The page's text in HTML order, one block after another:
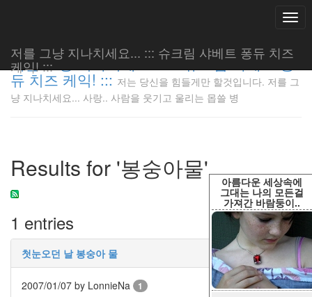
아름다운 세상속에
그대는 나의 모든걸
가져간 바람둥이..
저를 그냥 지나치세요... ::: 슈크림 샤베트 퐁듀 치즈
케익! :::
저를 그냥 지나치세요... ::: 슈크림 샤베트 퐁
듀 치즈 케익! ::: 저는 당신을 힘들게만 할것입니다. 저를 그
냥 지나치세요... 사랑.. 사람을 웃기고 울리는 몹쓸 병
Results for '봉숭아물'
1 entries
첫눈오던 날 봉숭아 물
2007/01/07 by LonnieNa 1
저는 당신
을 힘들게
지나치세
요... 사
랑.. 사람
울리는 몹
쓸 병